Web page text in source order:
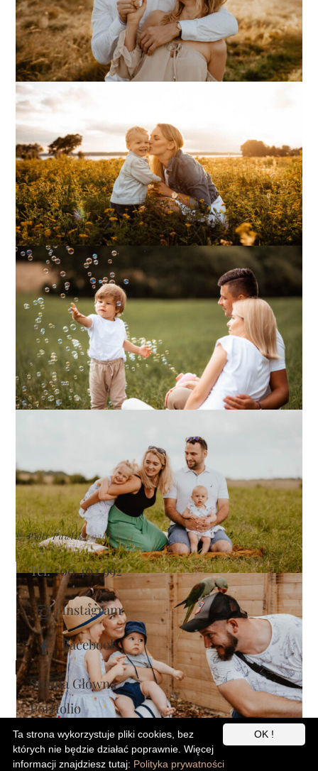
Sesja narzeczeńska
Sesja rodzinna w plenerze
Sesja rodzinna w plenerze
Sesja rodzinna w plenerze
Back
OK !
Ta strona wykorzystuje pliki cookies, bez
których nie będzie działać poprawnie. Więcej
informacji znajdziesz tutaj: Polityka prywatności